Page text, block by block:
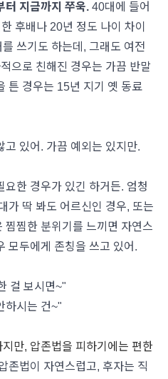
터 지금까지 쭈욱. 40대에 들어
후배나 20년 정도 나이 차이
쓰기도 하는데, 그래도 여전
으로 친해진 경우는 가끔 반말
튼 경우는 15년 지기 옛 동료
고 있어. 가끔 예외는 있지만.
요한 경우가 있긴 하거든. 엄청
가 딱 봐도 어르신인 경우, 또는
찜찜한 분위기를 느끼면 자연스
모두에게 존칭을 쓰고 있어.
걸 보시면~"
하시는 건~"
만, 압존법을 피하기에는 편한
존법이 자연스럽고, 후자는 직